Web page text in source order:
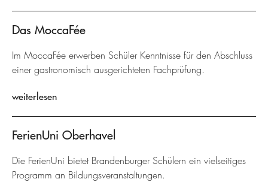
Das MoccaFée
Im MoccaFée erwerben Schüler Kenntnisse für den Abschluss
einer gastronomisch ausgerichteten Fachprüfung.
weiterlesen
FerienUni Oberhavel
Die FerienUni bietet Brandenburger Schülern ein vielseitiges
Programm an Bildungsveranstaltungen.